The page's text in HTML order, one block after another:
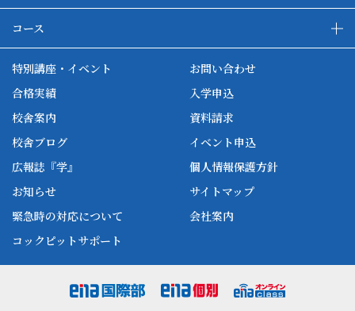
ena本部について
ena国立タワー竣工
ena-base
新開校
コース
特別講座・イベント
合格実績
校舎案内
校舎ブログ
広報誌『学』
お知らせ
緊急時の対応について
コックピットサポート
お問い合わせ
入学申込
資料請求
イベント申込
個人情報保護方針
サイトマップ
会社案内